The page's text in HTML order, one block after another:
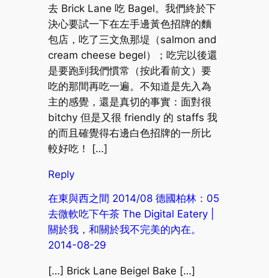
去 Brick Lane 吃 Bagel。我們終於下
決心要試一下在左手邊黃色招牌的麵
包店，吃了三文魚那堤（salmon and
cream cheese begel）；吃完以後還
是要跑到我們慣常（按此看前文）要
吃的那間再吃一遍。不知道是先入為
主的感覺，還是真切的事實：面對很
bitchy 但是又很 friendly 的 staffs 我
的而且確覺得右邊白色招牌的一所比
較好吃！ […]
Reply
在東與西之間 2014/08 德國柏林：05
去微軟吃下午茶 The Digital Eatery |
關於我，和關於我不完美的內在。
2014-08-29
[…] Brick Lane Beigel Bake […]